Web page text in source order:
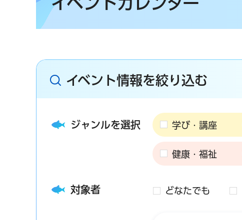
イベント情報を絞り込む
ジャンルを選択 学び・講座
健康・福祉
対象者 どなたでも